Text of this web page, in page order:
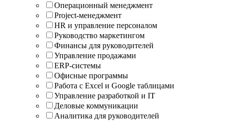
Операционный менеджмент
Project-менеджмент
HR и управление персоналом
Руководство маркетингом
Финансы для руководителей
Управление продажами
ERP-системы
Офисные программы
Работа с Excel и Google таблицами
Управление разработкой и IT
Деловые коммуникации
Аналитика для руководителей